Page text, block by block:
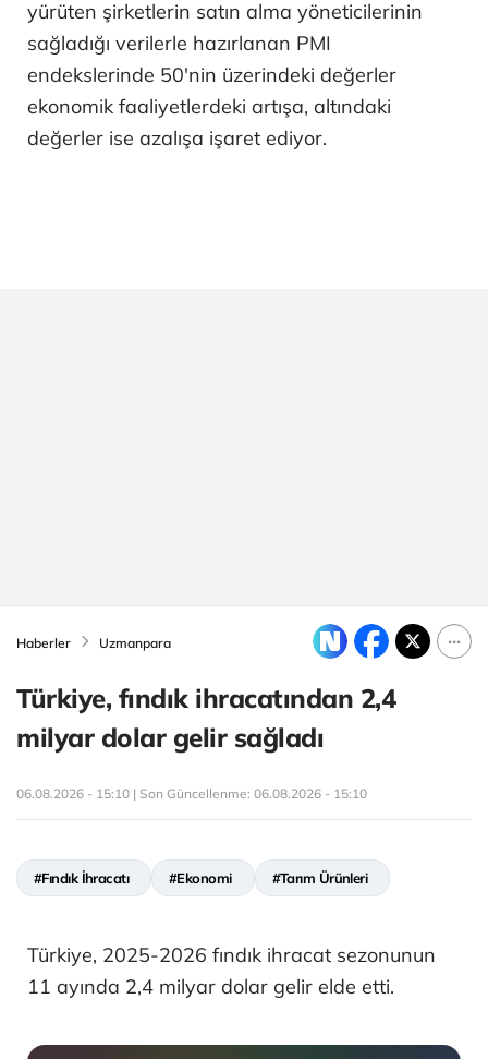
yürüten şirketlerin satın alma yöneticilerinin
sağladığı verilerle hazırlanan PMI
endekslerinde 50'nin üzerindeki değerler
ekonomik faaliyetlerdeki artışa, altındaki
değerler ise azalışa işaret ediyor.
Haberler Uzmanpara
Türkiye, fındık ihracatından 2,4
milyar dolar gelir sağladı
06.08.2026 - 15:10 | Son Güncellenme: 06.08.2026 - 15:10
#Fındık İhracatı #Ekonomi #Tarım Ürünleri
Türkiye, 2025-2026 fındık ihracat sezonunun
11 ayında 2,4 milyar dolar gelir elde etti.